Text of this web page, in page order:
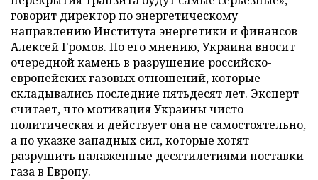
говорит директор по энергетическому
направлению Института энергетики и финансов
Алексей Громов. По его мнению, Украина вносит
очередной камень в разрушение российско-
европейских газовых отношений, которые
складывались последние пятьдесят лет. Эксперт
считает, что мотивация Украины чисто
политическая и действует она не самостоятельно,
а по указке западных сил, которые хотят
разрушить налаженные десятилетиями поставки
газа в Европу.